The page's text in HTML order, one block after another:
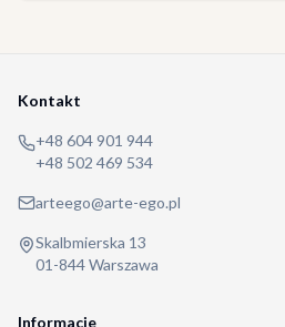
Kontakt
+48 604 901 944
+48 502 469 534
arteego@arte-ego.pl
Skalbmierska 13
01-844 Warszawa
Informacje